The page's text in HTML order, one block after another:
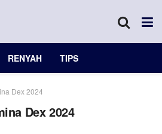
RENYAH TIPS
Dex 2024
Dex 2024